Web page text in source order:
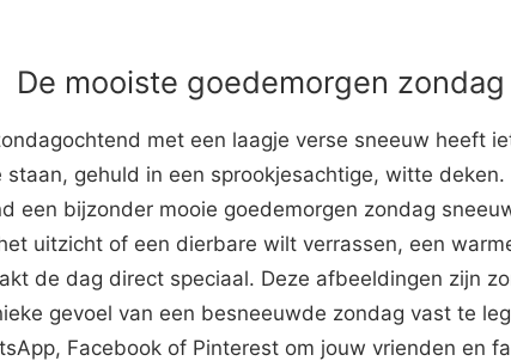
De mooiste goedemorgen
met een laagje verse sneeuw heeft
staan, gehuld in een sprookjesachtige, witte
een bijzonder mooie goedemorgen zondag
uitzicht of een dierbare wilt verrassen, een
de dag direct speciaal. Deze afbeeldingen zijn
gevoel van een besneeuwde zondag vast te
Facebook of Pinterest om jouw vrienden en